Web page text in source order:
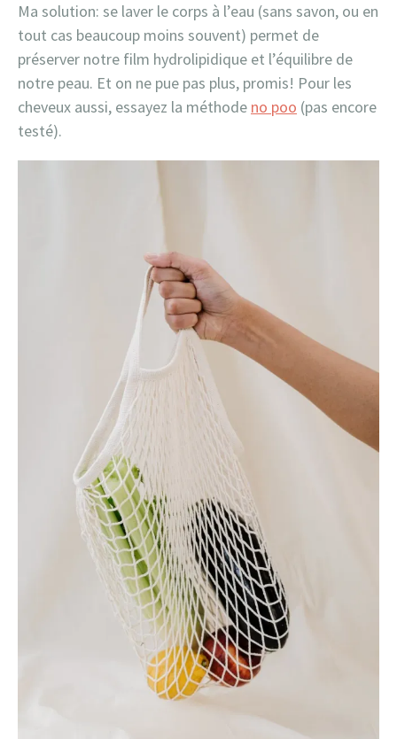
Ma solution: se laver le corps à l’eau (sans savon, ou en
tout cas beaucoup moins souvent) permet de
préserver notre film hydrolipidique et l’équilibre de
notre peau. Et on ne pue pas plus, promis! Pour les
cheveux aussi, essayez la méthode no poo (pas encore
testé).